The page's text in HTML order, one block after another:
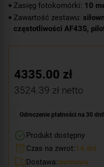
Zasięg fotokomórki: 10
Zawartość zestawu:
częstotliwości AF43S,
4335.00 zł
3524.39 zł netto
Odroczenie płatności na 30 dni!
Produkt dostępny
Czas na zwrot:14 dni
Dostawa:darmowa